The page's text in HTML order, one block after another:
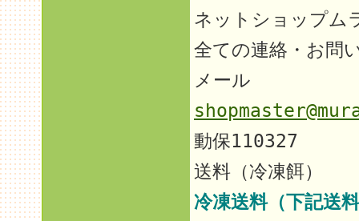
ネットショップム
全ての連絡・お問
メール
動保110327
送料（冷凍餌）
冷凍送料（下記送